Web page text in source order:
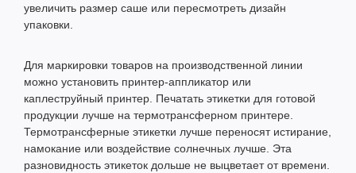
увеличить размер саше или пересмотреть дизайн
упаковки.
Для маркировки товаров на производственной линии
можно установить принтер-аппликатор или
каплеструйный принтер. Печатать этикетки для готовой
продукции лучше на термотрансферном принтере
Термотрансферные этикетки лучше переносят истирание,
намокание или воздействие солнечных лучше. Эта
разновидность этикеток дольше не выцветает от времени.